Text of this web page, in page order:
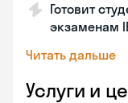
Готовит
экзаменам
Читать дальше
Услуги и